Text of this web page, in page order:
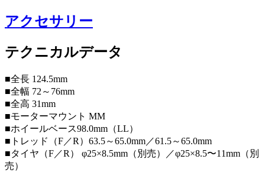
アクセサリー
テクニカルデータ
■全長 124.5mm
■全幅 72～76mm
■全高 31mm
■モーターマウント MM
■ホイールベース98.0mm（LL）
■トレッド（F／R）63.5～65.0mm／61.5～65.0mm
■タイヤ（F／R） φ25×8.5mm（別売）／φ25×8.5〜11mm（別
売）